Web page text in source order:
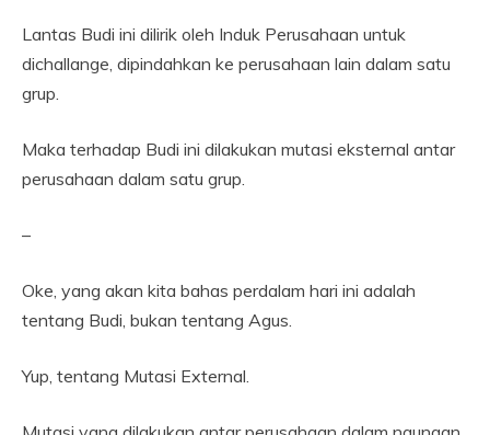
Lantas Budi ini dilirik oleh Induk Perusahaan untuk
dichallange, dipindahkan ke perusahaan lain dalam satu
grup.
Maka terhadap Budi ini dilakukan mutasi eksternal antar
perusahaan dalam satu grup.
–
Oke, yang akan kita bahas perdalam hari ini adalah
tentang Budi, bukan tentang Agus.
Yup, tentang Mutasi External.